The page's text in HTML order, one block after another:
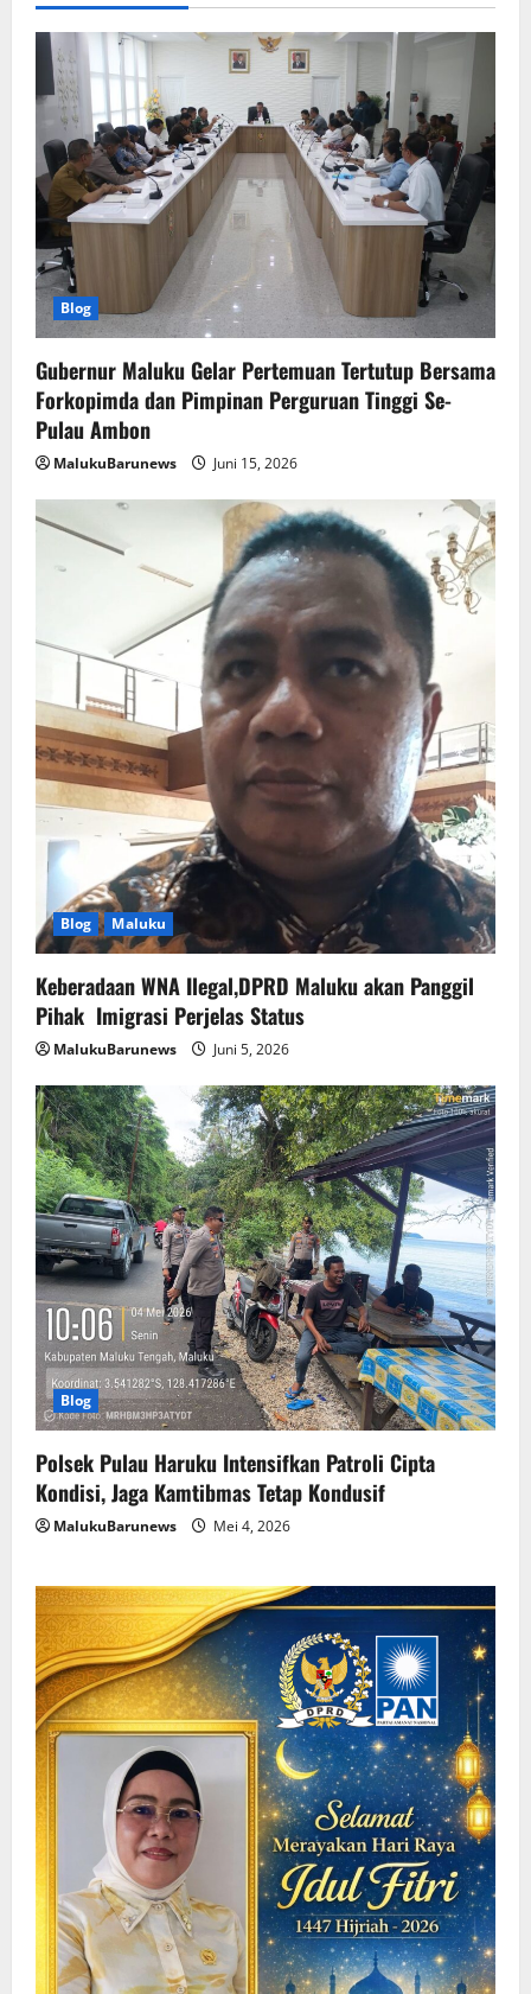
Blog
Gubernur Maluku Gelar Pertemuan Tertutup Bersama
Forkopimda dan Pimpinan Perguruan Tinggi Se-
Pulau Ambon
MalukuBarunews Juni 15, 2026
Blog Maluku
Keberadaan WNA Ilegal,DPRD Maluku akan Panggil
Pihak Imigrasi Perjelas Status
MalukuBarunews Juni 5, 2026
Blog
Polsek Pulau Haruku Intensifkan Patroli Cipta
Kondisi, Jaga Kamtibmas Tetap Kondusif
MalukuBarunews Mei 4, 2026